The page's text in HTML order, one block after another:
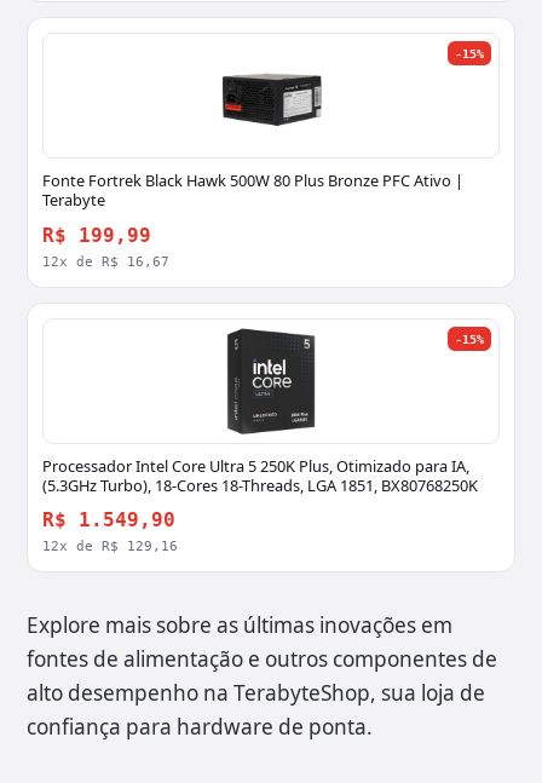
-15%
Fonte Fortrek Black Hawk 500W 80 Plus Bronze PFC Ativo |
Terabyte
R$ 199,99
12x de R$ 16,67
-15%
Processador Intel Core Ultra 5 250K Plus, Otimizado para IA,
(5.3GHz Turbo), 18-Cores 18-Threads, LGA 1851, BX80768250K
R$ 1.549,90
12x de R$ 129,16
Explore mais sobre as últimas inovações em
fontes de alimentação e outros componentes de
alto desempenho na TerabyteShop, sua loja de
confiança para hardware de ponta.